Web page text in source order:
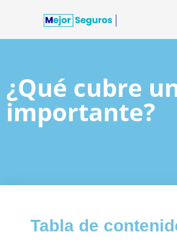
¿Qué cubre
importante?
Tabla de